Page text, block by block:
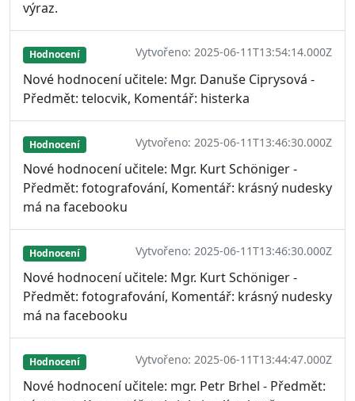
výraz.
Hodnocení Vytvořeno: 2025-06-11T13:54:14.000Z
Nové hodnocení učitele: Mgr. Danuše Ciprysová -
Předmět: telocvik, Komentář: histerka
Hodnocení Vytvořeno: 2025-06-11T13:46:30.000Z
Nové hodnocení učitele: Mgr. Kurt Schöniger -
Předmět: fotografování, Komentář: krásný nudesky
má na facebooku
Hodnocení Vytvořeno: 2025-06-11T13:46:30.000Z
Nové hodnocení učitele: Mgr. Kurt Schöniger -
Předmět: fotografování, Komentář: krásný nudesky
má na facebooku
Hodnocení Vytvořeno: 2025-06-11T13:44:47.000Z
Nové hodnocení učitele: mgr. Petr Brhel - Předmět: